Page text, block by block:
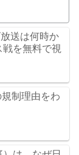
送は何時か
を無料で視
制理由をわ